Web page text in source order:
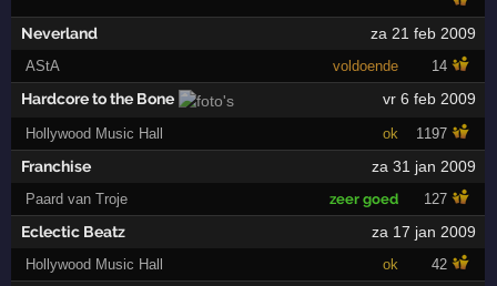
Neverland za 21 feb 2009
AStA voldoende 14
Hardcore to the Bone vr 6 feb 2009
Hollywood Music Hall ok 1197
Franchise za 31 jan 2009
Paard van Troje zeer goed 127
Eclectic Beatz za 17 jan 2009
Hollywood Music Hall ok 42